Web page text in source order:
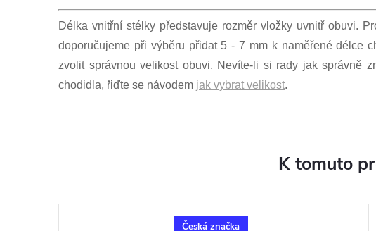
Délka vnitřní stélky představuje rozměr vložky uvnitř obuvi.
doporučujeme při výběru přidat 5 - 7 mm k naměřené délce
zvolit správnou velikost obuvi. Nevíte-li si rady jak správně
chodidla, řiďte se návodem jak vybrat velikost.
K tomuto
Česká značka